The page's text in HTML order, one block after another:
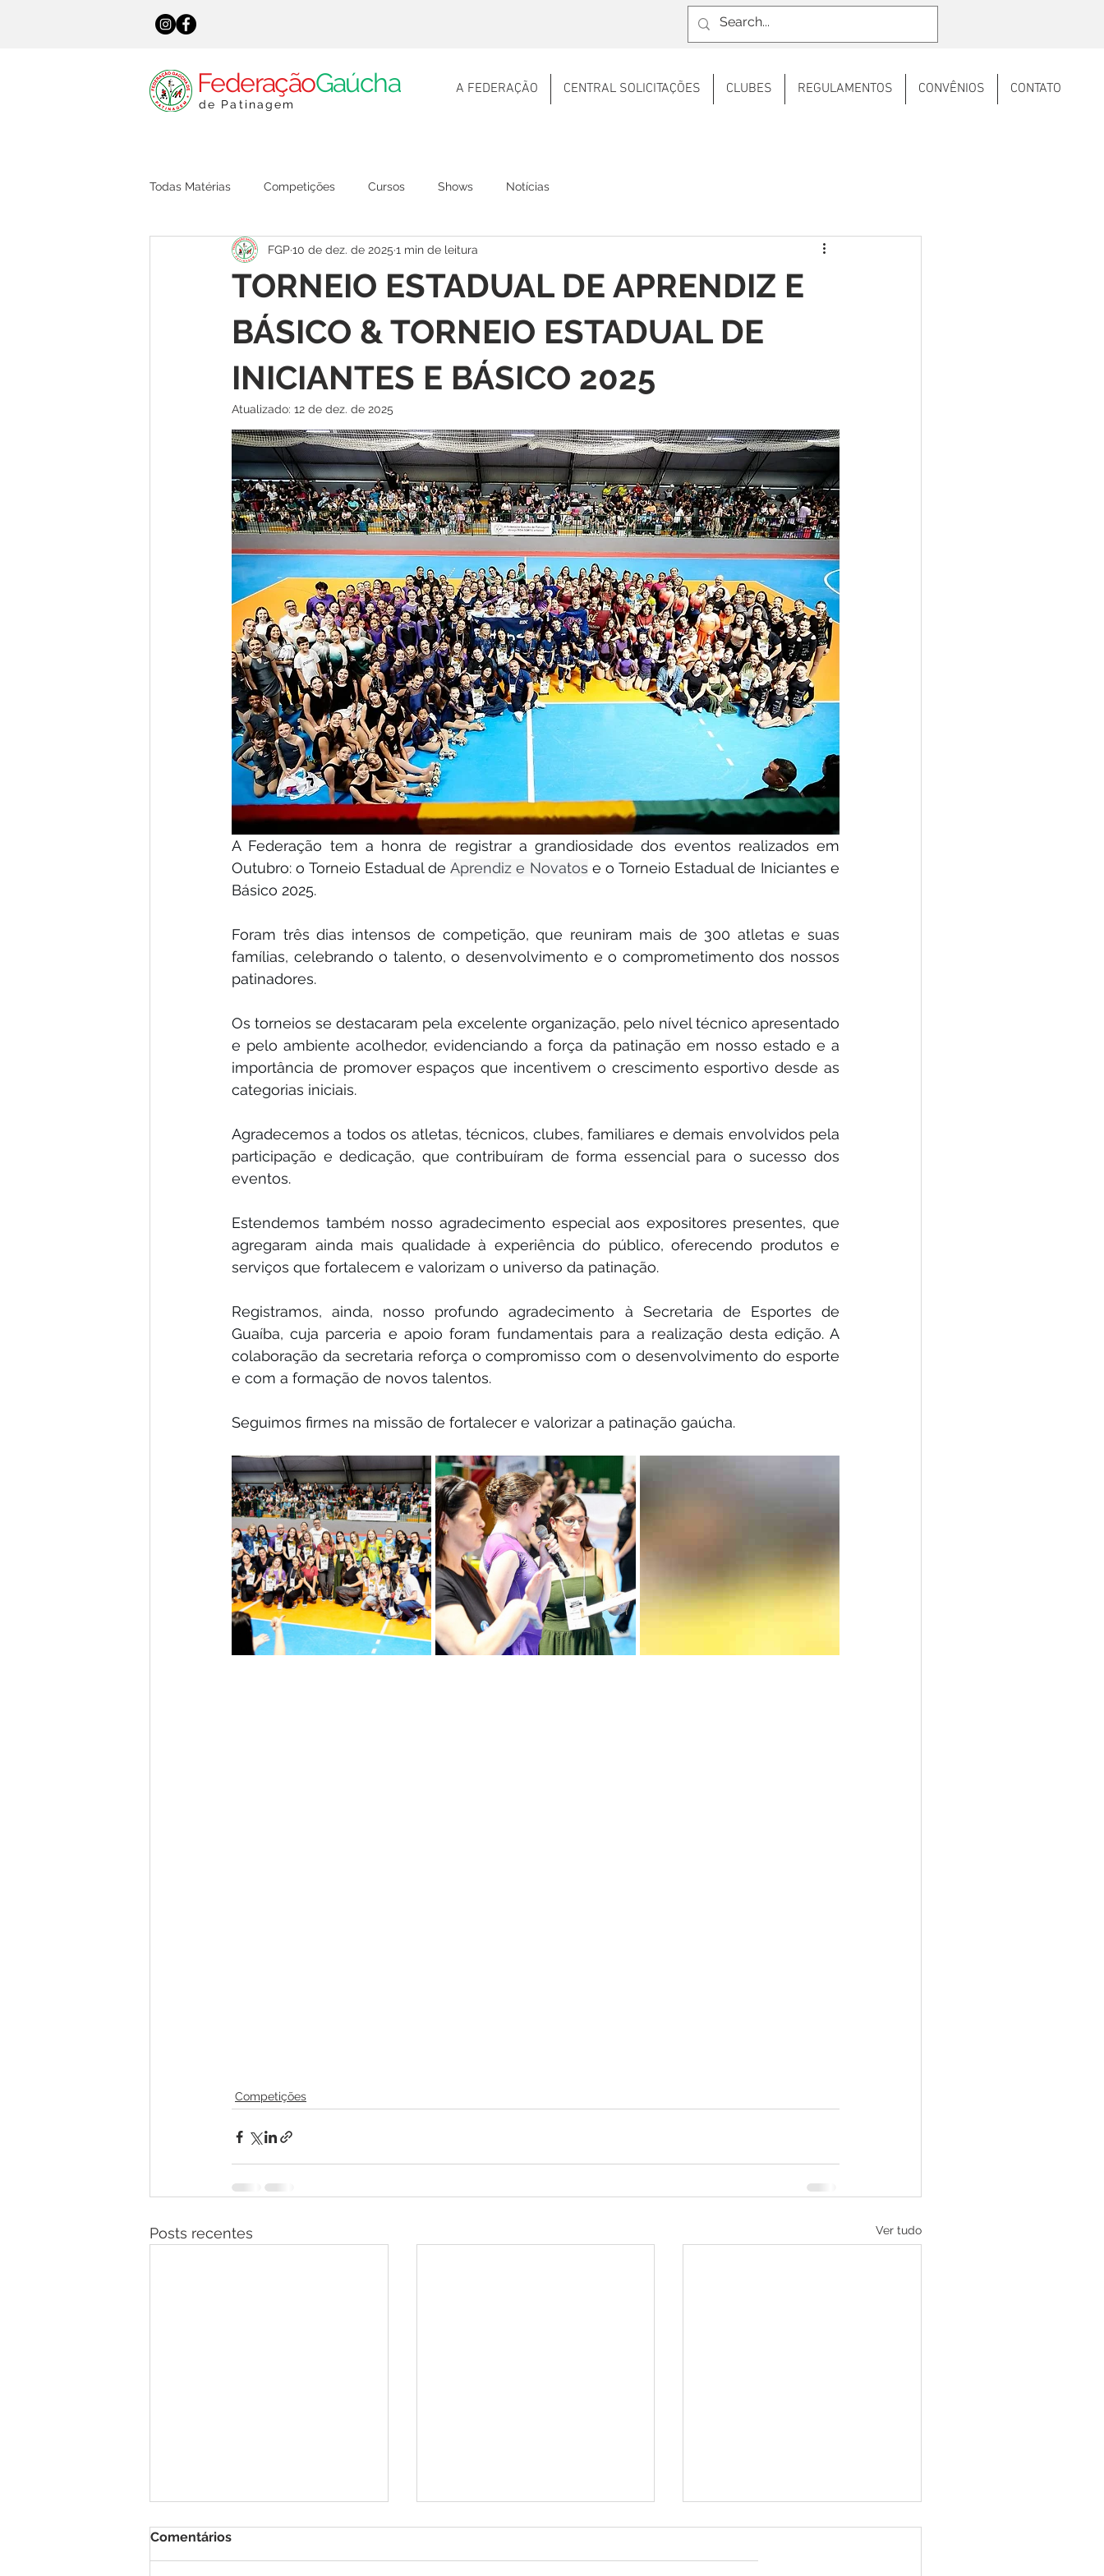
FederaçãoGaúcha
de Patinagem
A FEDERAÇÃO CENTRAL SOLICITAÇÕES CLUBES REGULAMENTOS CONVÊNIOS CONTATO
Todas Matérias Competições Cursos Shows Notícias
TORNEIO ESTADUAL DE APRENDIZ E
BÁSICO & TORNEIO ESTADUAL DE
INICIANTES E BÁSICO 2025
FGP10 de dez. de 2025 1 min de leitura
Atualizado: 12 de dez. de 2025
A Federação tem a honra de registrar a grandiosidade dos eventos realizados em
Outubro: o Torneio Estadual de Aprendiz e Novatos e o Torneio Estadual de Iniciantes e
Básico 2025.
Foram três dias intensos de competição, que reuniram mais de 300 atletas e suas
famílias, celebrando o talento, o desenvolvimento e o comprometimento dos nossos
patinadores.
Os torneios se destacaram pela excelente organização, pelo nível técnico apresentado
e pelo ambiente acolhedor, evidenciando a força da patinação em nosso estado e a
importância de promover espaços que incentivem o crescimento esportivo desde as
categorias iniciais.
Agradecemos a todos os atletas, técnicos, clubes, familiares e demais envolvidos pela
participação e dedicação, que contribuíram de forma essencial para o sucesso dos
eventos.
Estendemos também nosso agradecimento especial aos expositores presentes, que
agregaram ainda mais qualidade à experiência do público, oferecendo produtos e
serviços que fortalecem e valorizam o universo da patinação.
Registramos, ainda, nosso profundo agradecimento à Secretaria de Esportes de
Guaíba, cuja parceria e apoio foram fundamentais para a realização desta edição. A
colaboração da secretaria reforça o compromisso com o desenvolvimento do esporte
e com a formação de novos talentos.
Seguimos firmes na missão de fortalecer e valorizar a patinação gaúcha.
Competições
Posts recentes Ver tudo
Comentários